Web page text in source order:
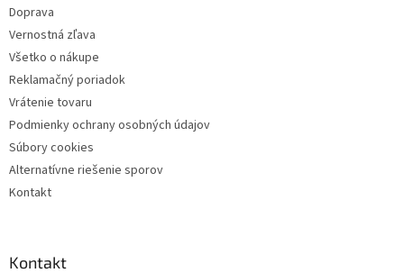
u
Doprava
Vernostná zľava
Všetko o nákupe
Reklamačný poriadok
Vrátenie tovaru
Podmienky ochrany osobných údajov
Súbory cookies
Alternatívne riešenie sporov
Kontakt
Kontakt